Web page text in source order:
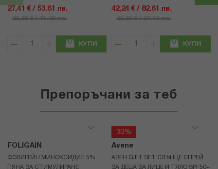
27,41 € / 53.61 лв.
36,55 € / 71.49 лв.
КУПИ
42,24 € / 82.61 лв.
49,69 € / 97.19 лв.
КУПИ
Препоръчани за теб
FOLIGAIN
ФОЛИГЕЙН МИНОКСИДИЛ 5%
ПЯНА ЗА СТИМУЛИРАНЕ
30%
Avene
АВЕН GIFT SET СЛЪНЦЕ СПРЕЙ
ЗА ДЕЦА ЗА ЛИЦЕ И ТЯЛО SPF50+